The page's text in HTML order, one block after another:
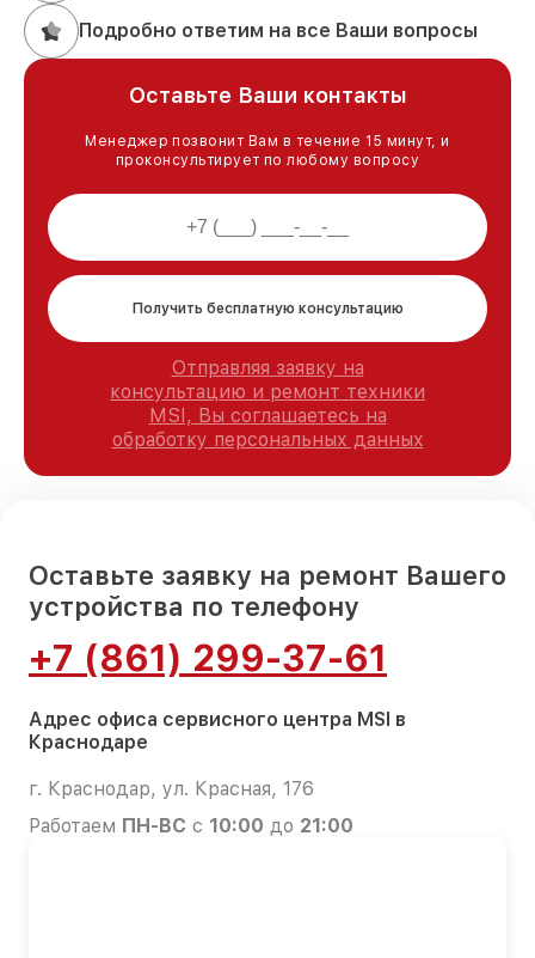
Подробно ответим на все Ваши вопросы
Оставьте Ваши контакты
Менеджер позвонит Вам в течение 15 минут, и
проконсультирует по любому вопросу
Получить бесплатную консультацию
Отправляя заявку на
консультацию и ремонт техники
MSI, Вы соглашаетесь на
обработку персональных данных
Оставьте заявку на ремонт Вашего
устройства по телефону
+7 (861) 299-37-61
Адрес офиса сервисного центра MSI в
Краснодаре
г. Краснодар, ул. Красная, 176
Работаем ПН-ВС с 10:00 до 21:00